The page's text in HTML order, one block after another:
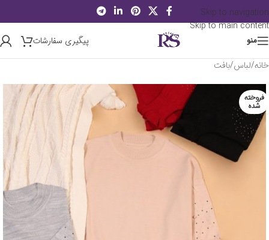
Skip to navigation
Skip to main content
منو
پیگیری سفارشات
خانه/لباس/بافت
فروخته
شده